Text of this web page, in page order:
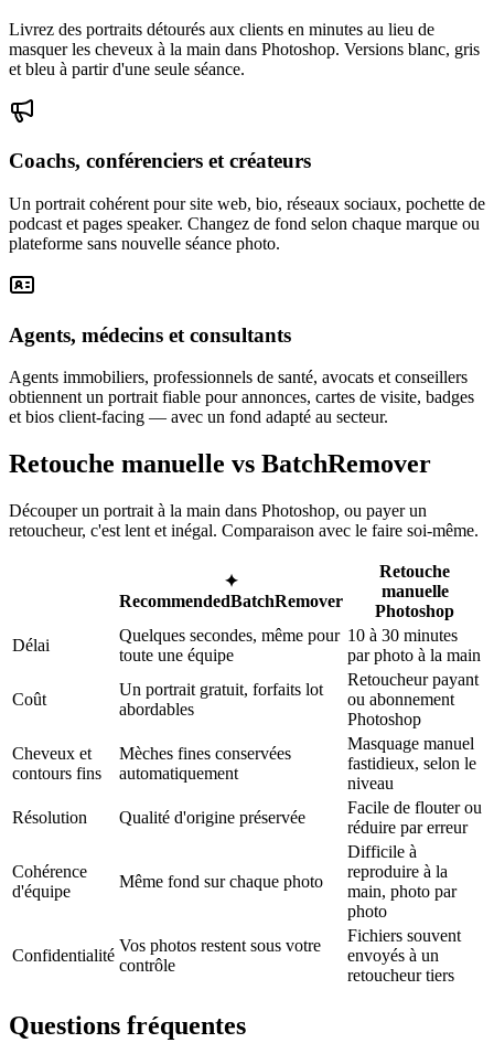
Livrez des portraits détourés aux clients en minutes au lieu de
masquer les cheveux à la main dans Photoshop. Versions blanc, gris
et bleu à partir d'une seule séance.
Coachs, conférenciers et créateurs
Un portrait cohérent pour site web, bio, réseaux sociaux, pochette de
podcast et pages speaker. Changez de fond selon chaque marque ou
plateforme sans nouvelle séance photo.
Agents, médecins et consultants
Agents immobiliers, professionnels de santé, avocats et conseillers
obtiennent un portrait fiable pour annonces, cartes de visite, badges
et bios client-facing — avec un fond adapté au secteur.
Retouche manuelle vs BatchRemover
Découper un portrait à la main dans Photoshop, ou payer un
retoucheur, c'est lent et inégal. Comparaison avec le faire soi-même.
✦
RecommendedBatchRemover
Retouche
manuelle
Photoshop
Délai
Quelques secondes, même pour
toute une équipe
10 à 30 minutes
par photo à la main
Coût
Un portrait gratuit, forfaits lot
abordables
Retoucheur payant
ou abonnement
Photoshop
Cheveux et
contours fins
Mèches fines conservées
automatiquement
Masquage manuel
fastidieux, selon le
niveau
Résolution
Qualité d'origine préservée
Facile de flouter ou
réduire par erreur
Cohérence
d'équipe
Même fond sur chaque photo
Difficile à
reproduire à la
main, photo par
photo
Confidentialité
Vos photos restent sous votre
contrôle
Fichiers souvent
envoyés à un
retoucheur tiers
Questions fréquentes